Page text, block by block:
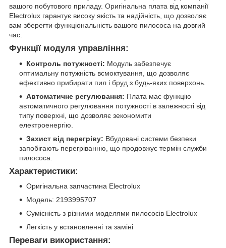
вашого побутового приладу. Оригінальна плата від компанії
Electrolux гарантує високу якість та надійність, що дозволяє
вам зберегти функціональність вашого пилососа на довгий
час.
Функції модуля управління:
Контроль потужності: Модуль забезпечує
оптимальну потужність всмоктування, що дозволяє
ефективно прибирати пил і бруд з будь-яких поверхонь.
Автоматичне регулювання: Плата має функцію
автоматичного регулювання потужності в залежності від
типу поверхні, що дозволяє зекономити
електроенергію.
Захист від перегріву: Вбудовані системи безпеки
запобігають перегріванню, що продовжує термін служби
пилососа.
Характеристики:
Оригінальна запчастина Electrolux
Модель: 2193995707
Сумісність з різними моделями пилососів Electrolux
Легкість у встановленні та заміні
Переваги використання: